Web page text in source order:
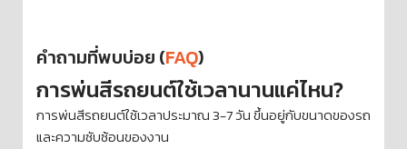
คำถามที่พบบ่อย (FAQ)
การพ่นสีรถยนต์ใช้เวลานานแค่ไหน?
การพ่นสีรถยนต์ใช้เวลาประมาณ 3-7 วัน ขึ้นอยู่กับขนาดของรถ
และความซับซ้อนของงาน